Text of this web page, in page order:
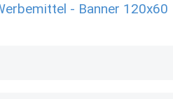
- Banner 120x60